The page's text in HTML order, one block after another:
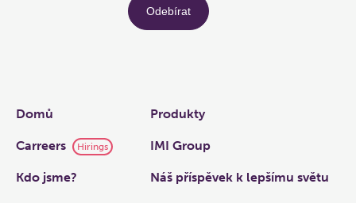
Links
Domů Produkty
Carreers Hirings IMI Group
Kdo jsme? Náš příspěvek k lepšímu světu